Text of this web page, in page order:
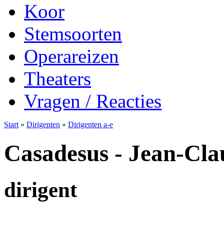
Koor
Stemsoorten
Operareizen
Theaters
Vragen / Reacties
Start » Dirigenten » Dirigenten a-e
Casadesus - Jean-
dirigent